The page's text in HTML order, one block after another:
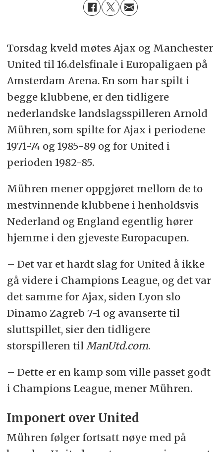
Torsdag kveld møtes Ajax og Manchester
United til 16.delsfinale i Europaligaen på
Amsterdam Arena. En som har spilt i
begge klubbene, er den tidligere
nederlandske landslagsspilleren Arnold
Mühren, som spilte for Ajax i periodene
1971-74 og 1985-89 og for United i
perioden 1982-85.
Mühren mener oppgjøret mellom de to
mestvinnende klubbene i henholdsvis
Nederland og England egentlig hører
hjemme i den gjeveste Europacupen.
– Det var et hardt slag for United å ikke
gå videre i Champions League, og det var
det samme for Ajax, siden Lyon slo
Dinamo Zagreb 7-1 og avanserte til
sluttspillet, sier den tidligere
storspilleren til ManUtd.com.
– Dette er en kamp som ville passet godt
i Champions League, mener Mühren.
Imponert over United
Mühren følger fortsatt nøye med på